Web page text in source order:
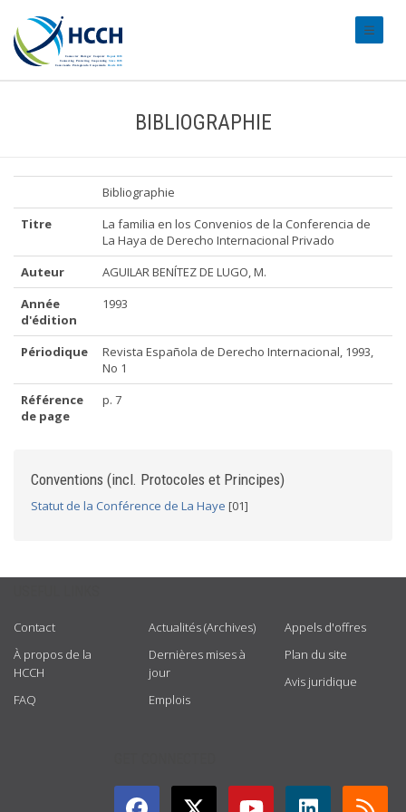
BIBLIOGRAPHIE
Bibliographie
Titre
La familia en los Convenios de la Conferencia de
La Haya de Derecho Internacional Privado
Auteur
AGUILAR BENÍTEZ DE LUGO, M.
Année
d'édition
1993
Périodique
Revista Española de Derecho Internacional, 1993,
No 1
Référence
de page
p. 7
Conventions (incl. Protocoles et Principes)
Statut de la Conférence de La Haye [01]
Contact
À propos de la
HCCH
FAQ
Actualités (Archives)
Dernières mises à
jour
Emplois
Appels d'offres
Plan du site
Avis juridique